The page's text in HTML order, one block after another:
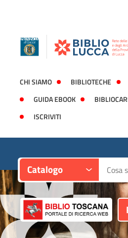
CHI SIAMO BIBLIOTECHE
GUIDA EBOOK
ISCRIVITI
Catalogo Cerca